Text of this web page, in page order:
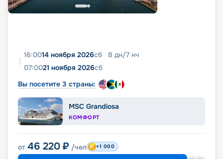
16:0014 ноября 2026сб 8 дн/7 нч
07:0021 ноября 2026сб
Вы посетите 3 страны:
MSC Grandiosa
КОМФОРТ
от 46 220 ₽ /чел +1 000